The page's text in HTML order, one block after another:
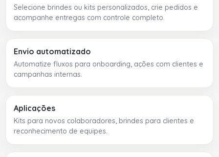
Selecione brindes ou kits personalizados, crie pedidos e
acompanhe entregas com controle completo.
Envio automatizado
Automatize fluxos para onboarding, ações com clientes e
campanhas internas.
Aplicações
Kits para novos colaboradores, brindes para clientes e
reconhecimento de equipes.